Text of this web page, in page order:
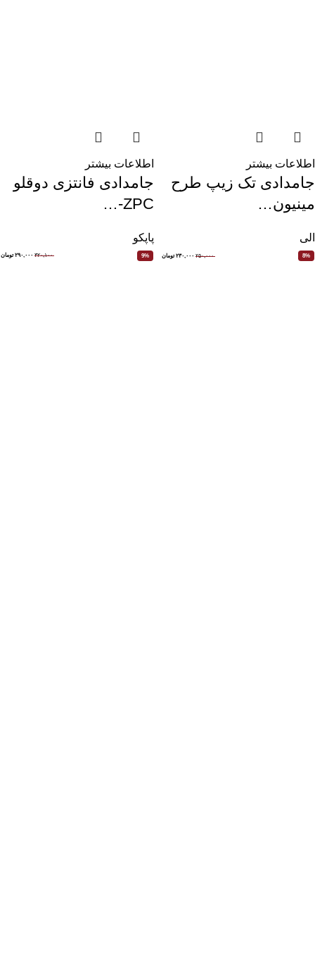
اطلاعات بیشتر
جامدادی تک زیپ طرح
مینیون…
الی
8% ۲۵۰,۰۰۰ ۲۳۰,۰۰۰ تومان
اطلاعات بیشتر
جامدادی فانتزی دوقلو
ZPC-…
پاپکو
9% ۳۲۰,۱۰۰ ۲۹۰,۰۰۰ تومان